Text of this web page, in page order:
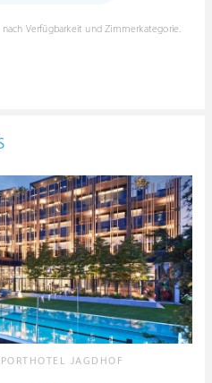
Verfügbarkeit und Zimmerkategorie.
JAGDHOF